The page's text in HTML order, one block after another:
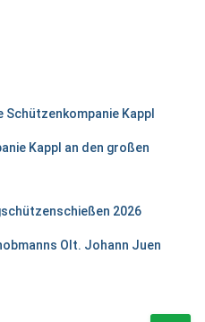
Kappl
Kappl an den großen
2026
Olt. Johann Juen